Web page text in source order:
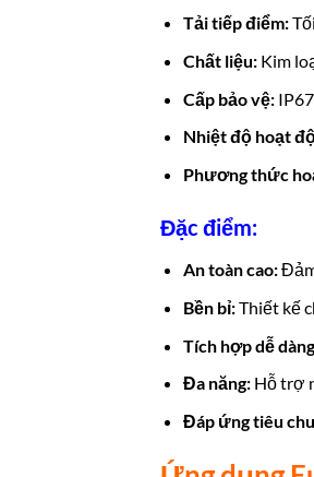
Tải tiếp điểm:
Chất liệu:Kim
Cấp bảo vệ:IP67
Nhiệt độ hoạt
Phương thức
Đặc điểm:
An toàn cao:
Bền bỉ:Thiết kế
Tích hợp dễ
Đa năng:Hỗ trợ
Đáp ứng tiêu